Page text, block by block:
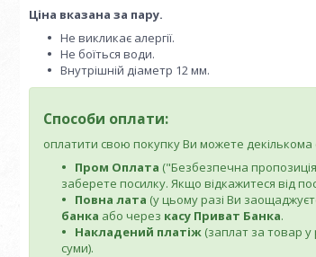
Ціна вказана за пару.
Не викликає алергії.
Не боїться води.
Внутрішній діаметр 12 мм.
Способи оплати:
оплатити свою покупку Ви можете декількома
Пром Оплата ("Безбезпечна
заберете посилку. Якщо відкажитеся від
Повна лата (у цьому разі Ви
банка або через касу Приват Банка.
Накладений платіж (заплат за товар
суми).